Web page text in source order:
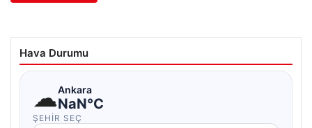
Hava Durumu
☁Ankara
NaN°C
ŞEHIR SEÇ